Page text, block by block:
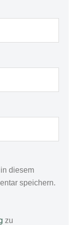
diesem
speichern.
zu